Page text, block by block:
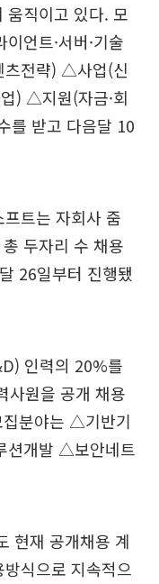
움직이고 있다. 모
언트·서버·기술
츠전략) △사업(신
) △지원(자금·회
를 받고 다음달 10
트는 자회사 줌
두자리 수 채용
26일부터 진행됐
인력의 20%를
사원을 공개 채용
집분야는 △기반기
개발 △보안네트
현재 공개채용 계
식으로 지속적으